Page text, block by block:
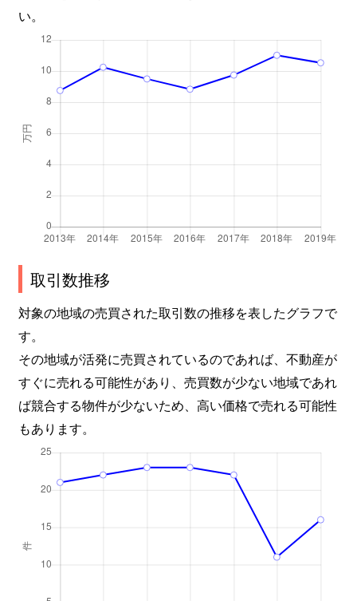
い。
取引数推移
対象の地域の売買された取引数の推移を表したグラフで
す。
その地域が活発に売買されているのであれば、不動産が
すぐに売れる可能性があり、売買数が少ない地域であれ
ば競合する物件が少ないため、高い価格で売れる可能性
もあります。